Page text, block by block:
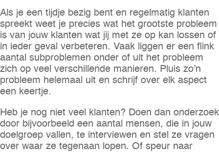
Als je een tijdje bezig bent en regelmatig klanten
spreekt weet je precies wat het grootste probleem
is van jouw klanten wat jij met ze op kan lossen of
in ieder geval verbeteren. Vaak liggen er een flink
aantal subproblemen onder of uit het probleem
zich op veel verschillende manieren. Pluis zo’n
probleem helemaal uit en schrijf over elk aspect
een keertje.
Heb je nog niet veel klanten? Doen dan onderzoek
door bijvoorbeeld een aantal mensen, die in jouw
doelgroep vallen, te interviewen en stel ze vragen
over waar ze tegenaan lopen. Of speur naar